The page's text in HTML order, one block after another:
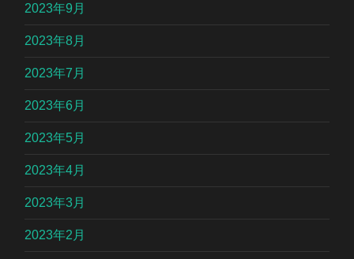
2023年9月
2023年8月
2023年7月
2023年6月
2023年5月
2023年4月
2023年3月
2023年2月